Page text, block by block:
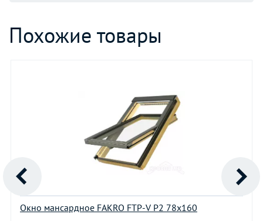
Похожие товары
Окно мансардное FAKRO FTP-V P2 78х160